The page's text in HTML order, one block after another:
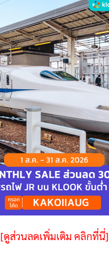
[ดูส่วนลดเพิ่มเติม คลิกที่นี่]